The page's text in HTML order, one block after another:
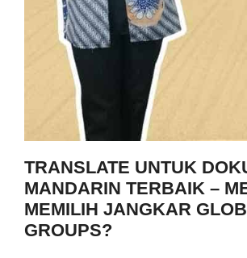
TRANSLATE UNTUK
MANDARIN TERBAIK –
MEMILIH JANGKAR
GROUPS?